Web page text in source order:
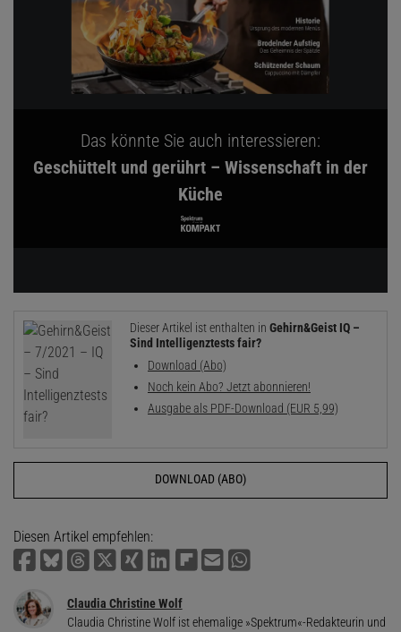
Das könnte Sie auch interessieren:
Geschüttelt und gerührt – Wissenschaft in der
Küche
Dieser Artikel ist enthalten in Gehirn&Geist IQ –
Sind Intelligenztests fair?
Download (Abo)
Noch kein Abo? Jetzt abonnieren!
Ausgabe als PDF-Download (EUR 5,99)
DOWNLOAD (ABO)
Diesen Artikel empfehlen:
Claudia Christine Wolf
Claudia Christine Wolf ist ehemalige »Spektrum«-Redakteurin und